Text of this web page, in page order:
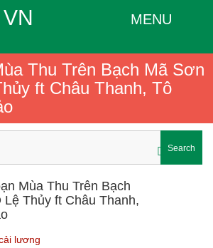
MENU
Thu Trên Bạch Mã Sơn
ft Châu Thanh, Tô
Search
Mùa Thu Trên Bạch
Thủy ft Châu Thanh,
lương